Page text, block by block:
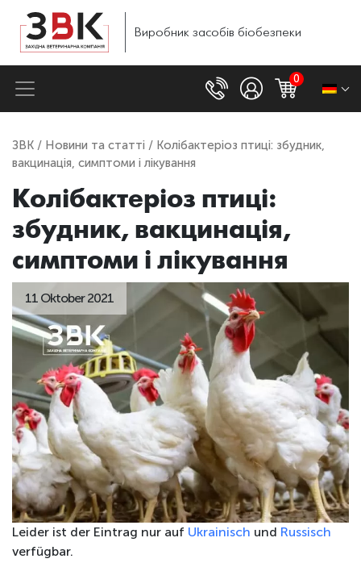
Виробник засобів біобезпеки
0
ЗВК / Новини та статті / Колібактеріоз птиці: збудник,
вакцинація, симптоми і лікування
Колібактеріоз птиці:
збудник, вакцинація,
симптоми і лікування
11 Oktober 2021
Leider ist der Eintrag nur auf Ukrainisch und Russisch
verfügbar.